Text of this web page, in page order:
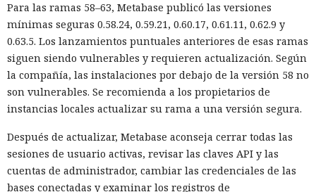
Para las ramas 58–63, Metabase publicó las versiones
mínimas seguras 0.58.24, 0.59.21, 0.60.17, 0.61.11, 0.62.9 y
0.63.5. Los lanzamientos puntuales anteriores de esas ramas
siguen siendo vulnerables y requieren actualización. Según
la compañía, las instalaciones por debajo de la versión 58 no
son vulnerables. Se recomienda a los propietarios de
instancias locales actualizar su rama a una versión segura.
Después de actualizar, Metabase aconseja cerrar todas las
sesiones de usuario activas, revisar las claves API y las
cuentas de administrador, cambiar las credenciales de las
bases conectadas y examinar los registros de